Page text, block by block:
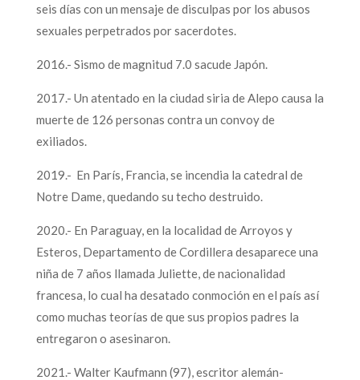
seis días con un mensaje de disculpas por los abusos
sexuales perpetrados por sacerdotes.
2016.- Sismo de magnitud 7.0 sacude Japón.
2017.- Un atentado en la ciudad siria de Alepo causa la
muerte de 126 personas contra un convoy de
exiliados.
2019.- En París, Francia, se incendia la catedral de
Notre Dame, quedando su techo destruido.
2020.- En Paraguay, en la localidad de Arroyos y
Esteros, Departamento de Cordillera desaparece una
niña de 7 años llamada Juliette, de nacionalidad
francesa, lo cual ha desatado conmoción en el país así
como muchas teorías de que sus propios padres la
entregaron o asesinaron.
2021.- Walter Kaufmann (97), escritor alemán-